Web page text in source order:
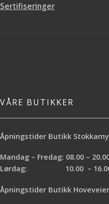
Sertifiseringer
VÅRE BUTIKKER
Åpningstider Butikk
Mandag – Fredag: 08.00 –
Lørdag: 10.00 –
Åpningstider Butikk